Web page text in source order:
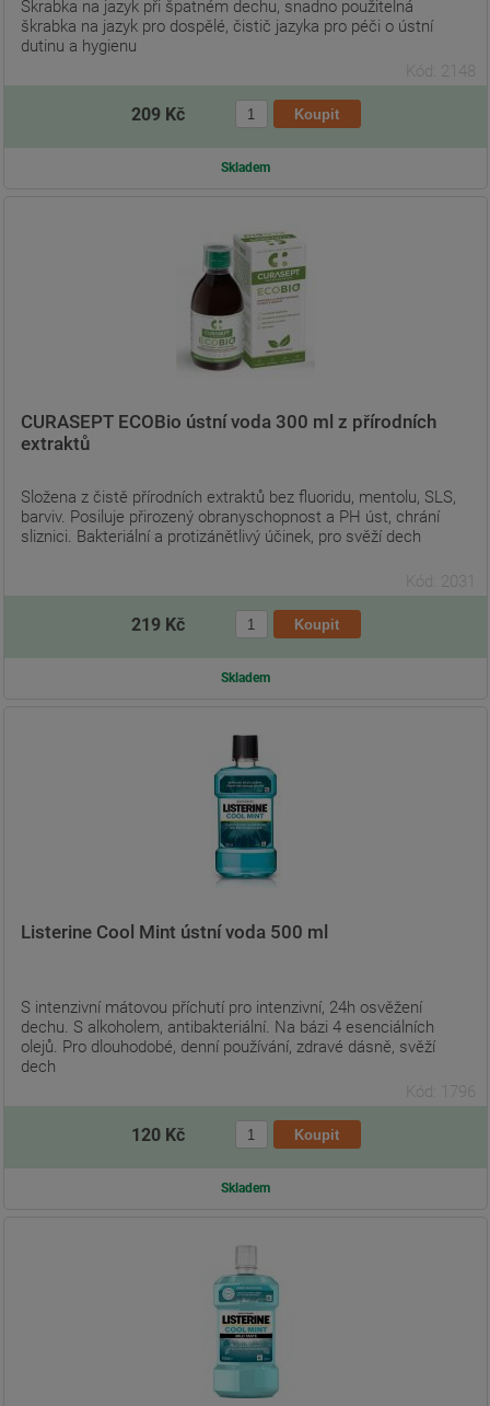
Škrabka na jazyk při špatném dechu, snadno použitelná
škrabka na jazyk pro dospělé, čistič jazyka pro péči o ústní
dutinu a hygienu
Kód: 2148
209 Kč
Skladem
CURASEPT ECOBio ústní voda 300 ml z přírodních
extraktů
Složena z čistě přírodních extraktů bez fluoridu, mentolu, SLS,
barviv. Posiluje přirozený obranyschopnost a PH úst, chrání
sliznici. Bakteriální a protizánětlivý účinek, pro svěží dech
Kód: 2031
219 Kč
Skladem
Listerine Cool Mint ústní voda 500 ml
S intenzivní mátovou příchutí pro intenzivní, 24h osvěžení
dechu. S alkoholem, antibakteriální. Na bázi 4 esenciálních
olejů. Pro dlouhodobé, denní používání, zdravé dásně, svěží
dech
Kód: 1796
120 Kč
Skladem